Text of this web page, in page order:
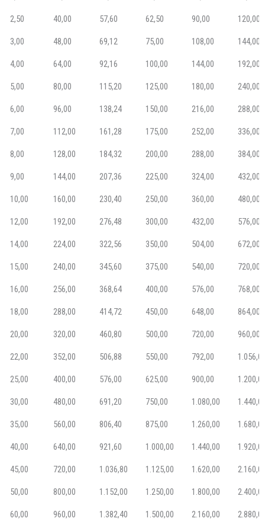
2,50 40,00 57,60 62,50 90,00 120,00
3,00 48,00 69,12 75,00 108,00 144,00
4,00 64,00 92,16 100,00 144,00 192,00
5,00 80,00 115,20 125,00 180,00 240,00
6,00 96,00 138,24 150,00 216,00 288,00
7,00 112,00 161,28 175,00 252,00 336,00
8,00 128,00 184,32 200,00 288,00 384,00
9,00 144,00 207,36 225,00 324,00 432,00
10,00 160,00 230,40 250,00 360,00 480,00
12,00 192,00 276,48 300,00 432,00 576,00
14,00 224,00 322,56 350,00 504,00 672,00
15,00 240,00 345,60 375,00 540,00 720,00
16,00 256,00 368,64 400,00 576,00 768,00
18,00 288,00 414,72 450,00 648,00 864,00
20,00 320,00 460,80 500,00 720,00 960,00
22,00 352,00 506,88 550,00 792,00
25,00 400,00 576,00 625,00 900,00
30,00 480,00 691,20 750,00 1.080,00
35,00 560,00 806,40 875,00 1.260,00
40,00 640,00 921,60 1.000,00 1.440,00
45,00 720,00 1.036,80 1.125,00 1.620,00
50,00 800,00 1.152,00 1.250,00 1.800,00
60,00 960,00 1.382,40 1.500,00 2.160,00